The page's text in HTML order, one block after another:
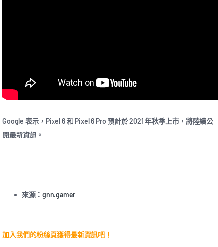
Google 表示，Pixel 6 和 Pixel 6 Pro 預計於 2021 年秋季上市，將陸續公
開最新資訊。
來源： gnn.gamer
加入我們的粉絲頁獲得最新資訊吧！